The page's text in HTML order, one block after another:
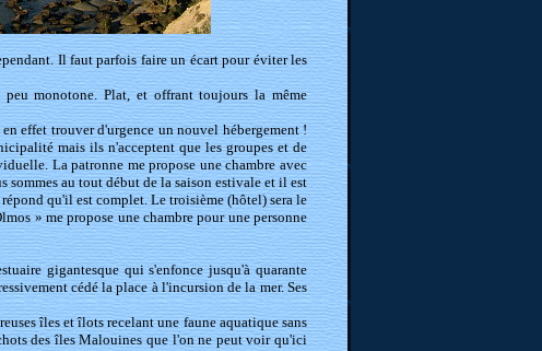
Il faut parfois faire un écart pour éviter les
monotone. Plat, et offrant toujours la même
effet trouver d'urgence un nouvel hébergement !
mais ils n'acceptent que les groupes et de
La patronne me propose une chambre avec
au tout début de la saison estivale et il est
qu'il est complet. Le troisième (hôtel) sera le
» me propose une chambre pour une personne
gigantesque qui s'enfonce jusqu'à quarante
cédé la place à l'incursion de la mer. Ses
îles et îlots recelant une faune aquatique sans
des îles Malouines que l'on ne peut voir qu'ici